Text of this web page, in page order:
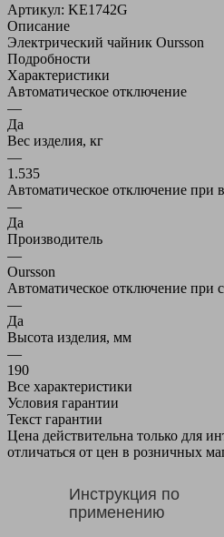
Артикул: KE1742G
Описание
Электрический чайник Oursson
Подробности
Характеристики
Автоматическое отключение
—
Да
Вес изделия, кг
—
1.535
Автоматическое отключение при
—
Да
Производитель
—
Oursson
Автоматическое отключение при
—
Да
Высота изделия, мм
—
190
Все характеристики
Условия гарантии
Текст гарантии
Цена действительна только для
отличаться от цен в розничных
Инструкция по
применению